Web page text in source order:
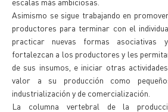
Asimismo se sigue trabajando en
productores para terminar con el
practicar nuevas formas asociativas
fortalezcan a los productores y les
de sus insumos, e iniciar otras
valor a su producción como
industrialización y de comercialización.
La columna vertebral de la